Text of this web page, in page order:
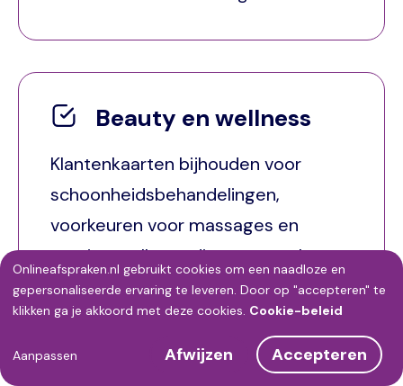
Beauty en wellness
Klantenkaarten bijhouden voor
schoonheidsbehandelingen,
voorkeuren voor massages en
overige wellness diensten opslaan,
klant nieuwe afspraken laten
inplannen.
Gebruik
van
persoonsgegevens
Onlineafspraken.nl gebruikt cookies om een naadloze en
gepersonaliseerde ervaring te leveren. Door op "accepteren" te
klikken ga je akkoord met deze cookies. Cookie-beleid
Aanpassen Afwijzen Accepteren